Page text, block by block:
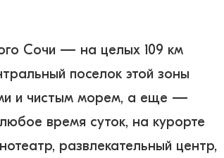
Сочи — на целых 109 км
поселок этой зоны
и чистым морем, а еще —
время суток, на курорте
развлекательный центр,